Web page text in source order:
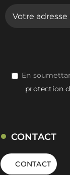
En
protection
CONTACT
CONTACT